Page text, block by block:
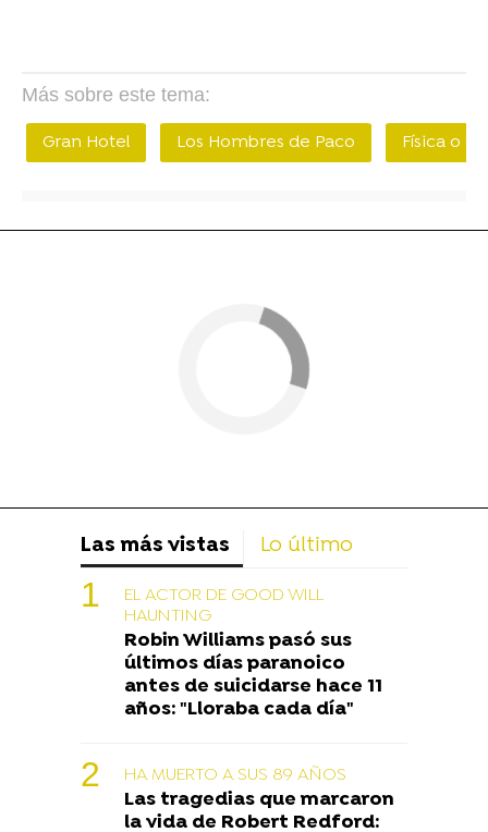
Más sobre este tema:
Gran Hotel Los Hombres de Paco Física o
Las más vistas Lo último
EL ACTOR DE GOOD WILL
HAUNTING
Robin Williams pasó sus
últimos días paranoico
antes de suicidarse hace 11
años: "Lloraba cada día"
HA MUERTO A SUS 89 AÑOS
Las tragedias que marcaron
la vida de Robert Redford: